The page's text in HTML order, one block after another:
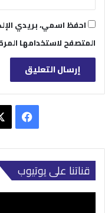
احفظ اسمي، بريدي
المتصفح لاستخدامها
قناتنا على يوتيوب